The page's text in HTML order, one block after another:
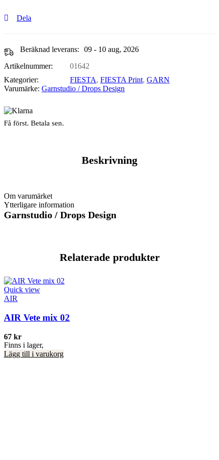
Dela
Beräknad leverans:
09 - 10 aug, 2026
Artikelnummer:
01642
Kategorier:
FIESTA, FIESTA Print, GARN
Varumärke: Garnstudio / Drops Design
Få först. Betala sen.
Beskrivning
Om varumärket
Ytterligare information
Garnstudio / Drops Design
Relaterade produkter
Quick view
AIR
AIR Vete mix 02
67 kr
Finns i lager,
Lägg till i varukorg